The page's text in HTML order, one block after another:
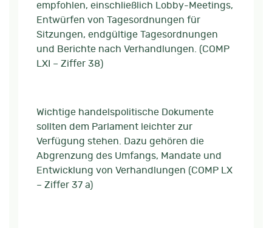
empfohlen, einschließlich Lobby-Meetings,
Entwürfen von Tagesordnungen für
Sitzungen, endgültige Tagesordnungen
und Berichte nach Verhandlungen. (COMP
LXI – Ziffer 38)
Wichtige handelspolitische Dokumente
sollten dem Parlament leichter zur
Verfügung stehen. Dazu gehören die
Abgrenzung des Umfangs, Mandate und
Entwicklung von Verhandlungen (COMP LX
– Ziffer 37 a)